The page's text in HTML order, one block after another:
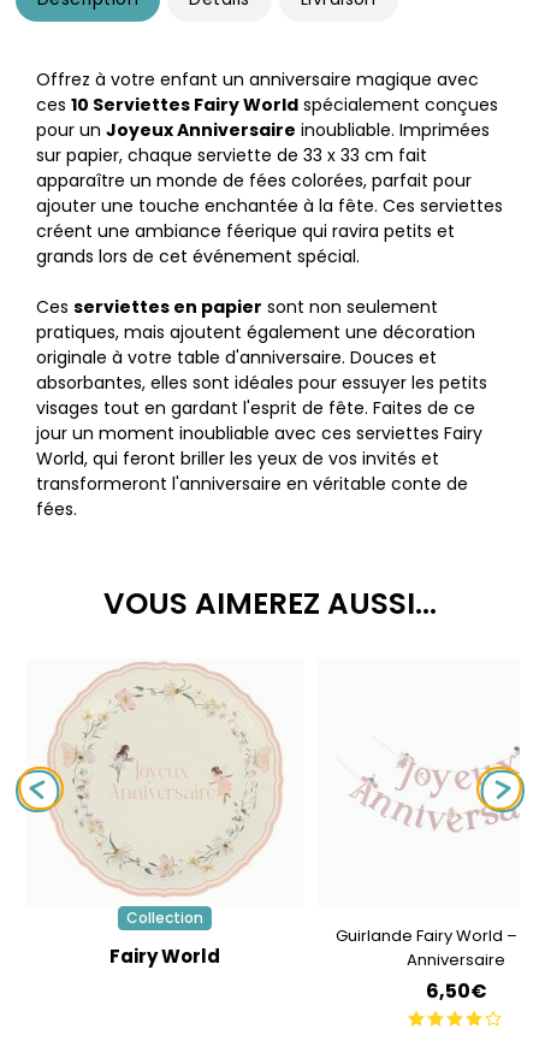
Offrez à votre enfant un anniversaire magique avec
ces 10 Serviettes Fairy World spécialement conçues
pour un Joyeux Anniversaire inoubliable. Imprimées
sur papier, chaque serviette de 33 x 33 cm fait
apparaître un monde de fées colorées, parfait pour
ajouter une touche enchantée à la fête. Ces serviettes
créent une ambiance féerique qui ravira petits et
grands lors de cet événement spécial.
Ces serviettes en papier sont non seulement
pratiques, mais ajoutent également une décoration
originale à votre table d'anniversaire. Douces et
absorbantes, elles sont idéales pour essuyer les petits
visages tout en gardant l'esprit de fête. Faites de ce
jour un moment inoubliable avec ces serviettes Fairy
World, qui feront briller les yeux de vos invités et
transformeront l'anniversaire en véritable conte de
fées.
VOUS AIMEREZ AUSSI...
Collection
Fairy World
Guirlande Fairy World –
Anniversaire
6,50€